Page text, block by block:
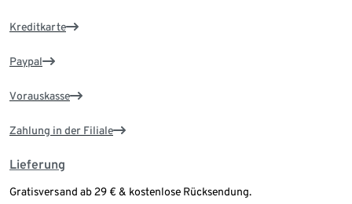
Kreditkarte
Paypal
Vorauskasse
Zahlung in der Filiale
Lieferung
Gratisversand ab 29 € & kostenlose Rücksendung.